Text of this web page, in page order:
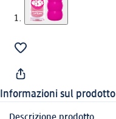
Informazioni sul prodotto